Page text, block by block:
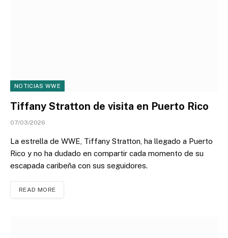
NOTICIAS WWE
Tiffany Stratton de visita en Puerto Rico
07/03/2026
La estrella de WWE, Tiffany Stratton, ha llegado a Puerto
Rico y no ha dudado en compartir cada momento de su
escapada caribeña con sus seguidores.
READ MORE